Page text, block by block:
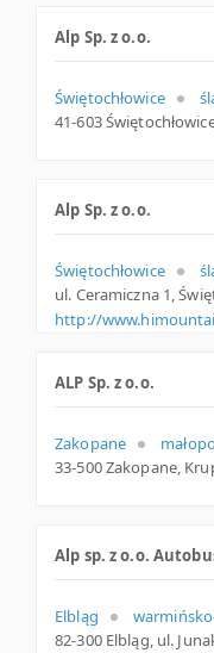
Alp Sp. z o.o.
Świętochłowice
Alp Sp. z o.o.
Świętochłowice
http://
ALP Sp. z o.o.
Zakopane
Alp sp. z o.o.
Elbląg